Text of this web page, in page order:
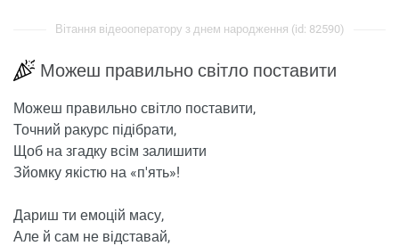
Вітання відеооператору з днем ​​народження (id: 82590)
Можеш правильно світло поставити
Можеш правильно світло поставити,
Точний ракурс підібрати,
Щоб на згадку всім залишити
Зйомку якістю на «п'ять»!
Дариш ти емоцій масу,
Але й сам не відставай,